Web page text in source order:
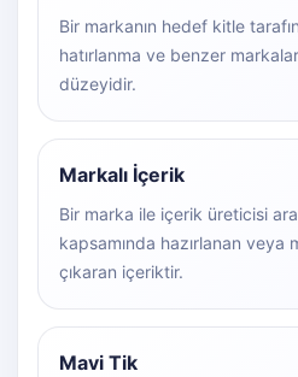
Bir markanın hedef kitle
hatırlanma ve benzer
düzeyidir.
Markalı İçerik
Bir marka ile içerik üreticisi
kapsamında hazırlanan veya
çıkaran içeriktir.
Mavi Tik